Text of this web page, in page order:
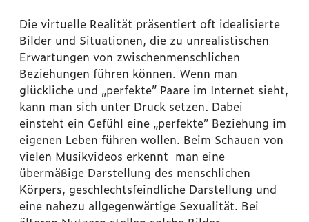
Die virtuelle Realität präsentiert oft idealisierte
Bilder und Situationen, die zu unrealistischen
Erwartungen von zwischenmenschlichen
Beziehungen führen können. Wenn man
glückliche und „perfekte” Paare im Internet sieht,
kann man sich unter Druck setzen. Dabei
einsteht ein Gefühl eine „perfekte” Beziehung im
eigenen Leben führen wollen. Beim Schauen von
vielen Musikvideos erkennt man eine
übermäßige Darstellung des menschlichen
Körpers, geschlechtsfeindliche Darstellung und
eine nahezu allgegenwärtige Sexualität. Bei